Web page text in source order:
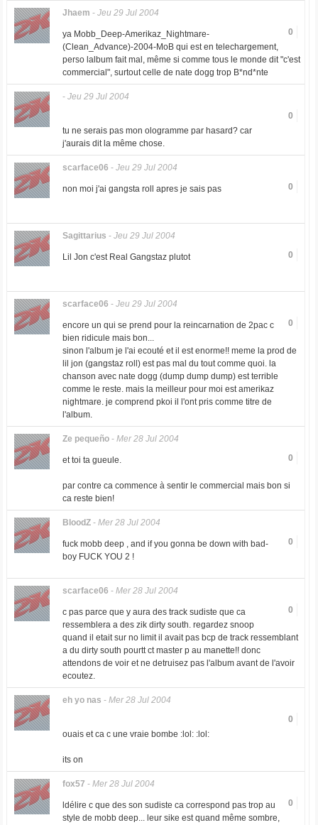
Jhaem - Jeu 29 Jul 2004
0
ya Mobb_Deep-Amerikaz_Nightmare-
(Clean_Advance)-2004-MoB qui est en telechargement,
perso lalbum fait mal, même si comme tous le monde dit "c'est
commercial", surtout celle de nate dogg trop B*nd*nte
- Jeu 29 Jul 2004
0
tu ne serais pas mon ologramme par hasard? car
j'aurais dit la même chose.
scarface06 - Jeu 29 Jul 2004
0
non moi j'ai gangsta roll apres je sais pas
Sagittarius - Jeu 29 Jul 2004
0
Lil Jon c'est Real Gangstaz plutot
scarface06 - Jeu 29 Jul 2004
0
encore un qui se prend pour la reincarnation de 2pac c
bien ridicule mais bon...
sinon l'album je l'ai ecouté et il est enorme!! meme la prod de
lil jon (gangstaz roll) est pas mal du tout comme quoi. la
chanson avec nate dogg (dump dump dump) est terrible
comme le reste. mais la meilleur pour moi est amerikaz
nightmare. je comprend pkoi il l'ont pris comme titre de
l'album.
Ze pequeño- Mer 28 Jul 2004
0
et toi ta gueule.
par contre ca commence à sentir le commercial mais bon si
ca reste bien!
BloodZ- Mer 28 Jul 2004
0
fuck mobb deep , and if you gonna be down with bad-
boy FUCK YOU 2 !
scarface06 - Mer 28 Jul 2004
0
c pas parce que y aura des track sudiste que ca
ressemblera a des zik dirty south. regardez snoop
quand il etait sur no limit il avait pas bcp de track ressemblant
a du dirty south pourtt ct master p au manette!! donc
attendons de voir et ne detruisez pas l'album avant de l'avoir
ecoutez.
eh yo nas - Mer 28 Jul 2004
0
ouais et ca c une vraie bombe :lol: :lol:
its on
fox57 - Mer 28 Jul 2004
0
ldélire c que des son sudiste ca correspond pas trop au
style de mobb deep... leur sike est quand même sombre,